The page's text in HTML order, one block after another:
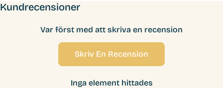
Kundrecensioner
Var först med att skriva en recension
Skriv En Recension
Inga element hittades